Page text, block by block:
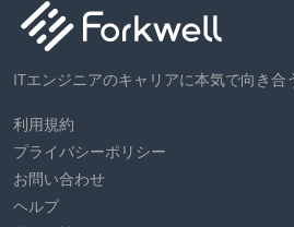
ITエンジニアのキャリアに本気で向き合
利用規約
プライバシーポリシー
お問い合わせ
ヘルプ